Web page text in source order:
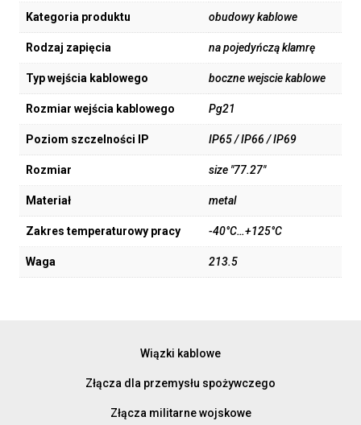
Kategoria produktu obudowy kablowe
Rodzaj zapięcia na pojedyńczą klamrę
Typ wejścia kablowego boczne wejscie kablowe
Rozmiar wejścia kablowego Pg21
Poziom szczelności IP IP65 / IP66 / IP69
Rozmiar size "77.27"
Materiał metal
Zakres temperaturowy pracy -40°C…+125°C
Waga 213.5
Wiązki kablowe
Złącza dla przemysłu spożywczego
Złącza militarne wojskowe